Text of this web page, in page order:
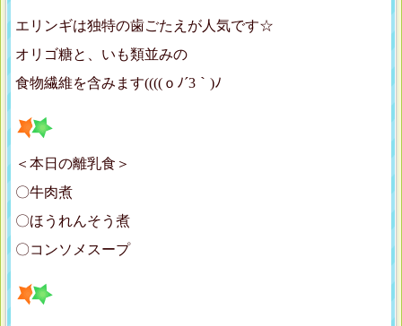
エリンギは独特の歯ごたえが人気です☆
オリゴ糖と、いも類並みの
食物繊維を含みます((((ｏﾉ´3｀)ﾉ
＜本日の離乳食＞
〇牛肉煮
〇ほうれんそう煮
〇コンソメスープ